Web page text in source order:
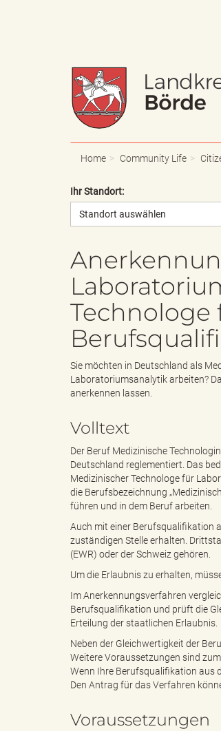
a
p
p
e
d
e
s
Home Community Life
Ihr Standort:
Standort auswählen
Sie möchten in Deutschland als
Laboratoriumsanalytik arbeiten?
anerkennen lassen.
Volltext
Der Beruf Medizinische
Deutschland reglementiert. Das
Medizinischer Technologe für
die Berufsbezeichnung
führen und in dem Beruf arbeiten.
Auch mit einer Berufsqualifikation
zuständigen Stelle erhalten.
(EWR) oder der Schweiz gehören.
Um die Erlaubnis zu erhalten,
Im Anerkennungsverfahren
Berufsqualifikation und prüft die
Erteilung der staatlichen Erlaubnis.
Neben der Gleichwertigkeit der
Weitere Voraussetzungen sind
Wenn Ihre Berufsqualifikation aus
Den Antrag für das Verfahren
Voraussetzungen